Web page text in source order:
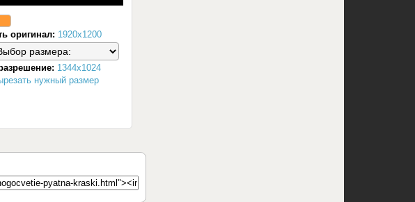
оригинал: 1920x1200
1344x1024
нужный размер